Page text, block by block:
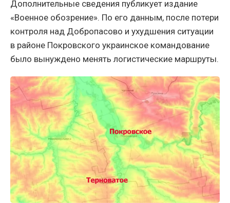
Дополнительные сведения публикует издание
«Военное обозрение». По его данным, после потери
контроля над Добропасово и ухудшения ситуации
в районе Покровского украинское командование
было вынуждено менять логистические маршруты.